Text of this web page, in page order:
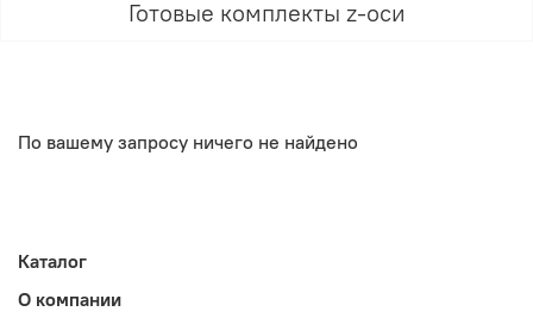
Готовые комплекты z-оси
По вашему запросу ничего не найдено
Каталог
О компании